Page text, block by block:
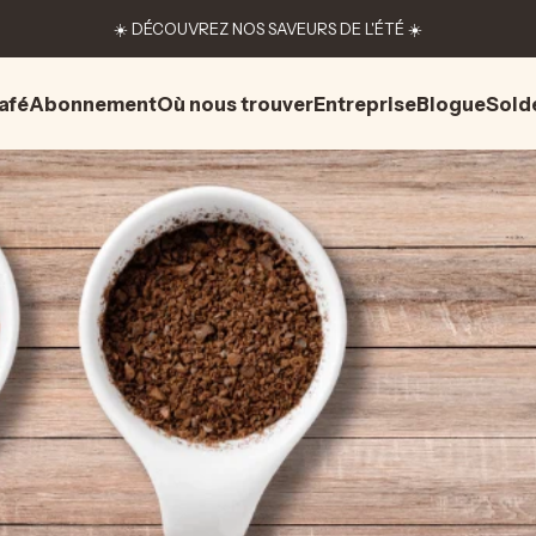
☀️ DÉCOUVREZ NOS SAVEURS DE L'ÉTÉ ☀️
Abonnement
Abonnement
Où nous trouver
Où nous trouver
Entreprise
Entreprise
Blogue
Blogue